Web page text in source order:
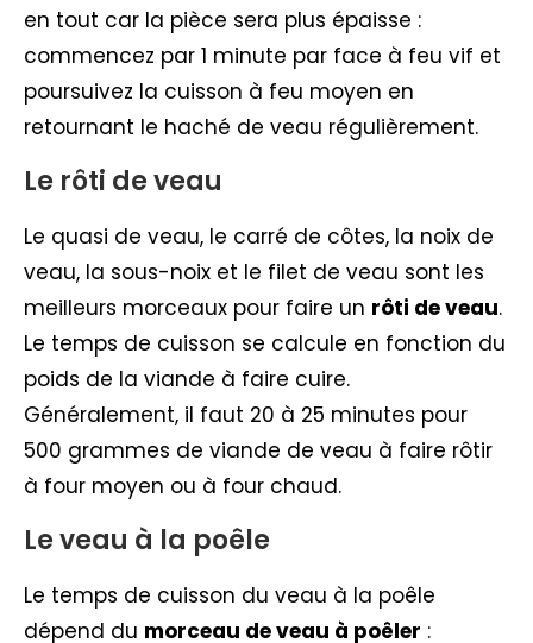
en tout car la pièce sera plus épaisse :
commencez par 1 minute par face à feu vif et
poursuivez la cuisson à feu moyen en
retournant le haché de veau régulièrement.
Le rôti de veau
Le quasi de veau, le carré de côtes, la noix de
veau, la sous-noix et le filet de veau sont les
meilleurs morceaux pour faire un rôti de veau.
Le temps de cuisson se calcule en fonction du
poids de la viande à faire cuire.
Généralement, il faut 20 à 25 minutes pour
500 grammes de viande de veau à faire rôtir
à four moyen ou à four chaud.
Le veau à la poêle
Le temps de cuisson du veau à la poêle
dépend du morceau de veau à poêler :